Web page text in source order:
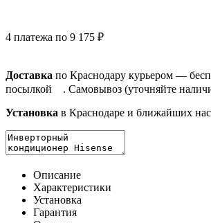
4 платежа по 9 175 ₽
Доставка по Краснодару курьером —
посылкой
. Самовывоз (уточняйте
Установка в Краснодаре и ближайших
Описание
Характеристики
Установка
Гарантия